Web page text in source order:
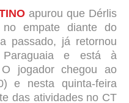
apurou que Dérlis
no empate diante do
passado, já retornou
e está à
jogador chegou ao
e nesta quinta-feira
das atividades no CT